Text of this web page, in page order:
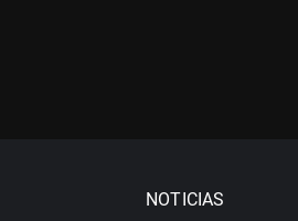
NOTICIAS